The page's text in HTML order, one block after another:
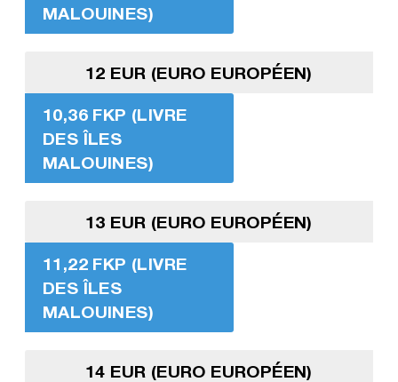
MALOUINES)
12 EUR (EURO EUROPÉEN)
10,36 FKP (LIVRE
DES ÎLES
MALOUINES)
13 EUR (EURO EUROPÉEN)
11,22 FKP (LIVRE
DES ÎLES
MALOUINES)
14 EUR (EURO EUROPÉEN)